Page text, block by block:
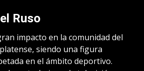
Ruso
impacto en la comunidad del
siendo una figura
en el ámbito deportivo.